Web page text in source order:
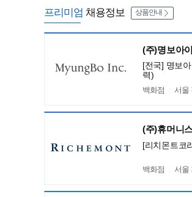
프리미엄 채용정보 상품안내
(주)명보아
[전국] 명보
력)
백화점 서울
(주)휴머니
[리치몬트코
백화점 서울